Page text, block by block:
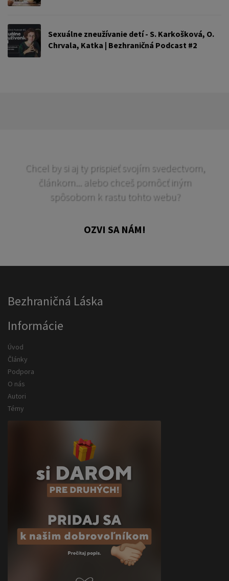
Sexuálne zneužívanie detí - S. Karkošková, O.
Chrvala, Katka | Bezhraničná Podcast #2
Chcel by si aj ty prispieť svojím svedectvom,
článkom... alebo chceš pomôcť iným
spôsobom k rastu tohto webu?
OZVI SA NÁM!
Bezhraničná Láska
Informácie
Úvod
Články
Podpora
O nás
Autori
Témy